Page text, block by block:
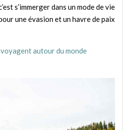
s’immerger dans un mode de vie
une évasion et un havre de paix
voyagent autour du monde